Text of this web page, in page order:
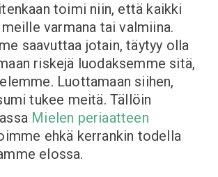
toimi niin, että kaikki
varmana tai valmiina.
saavuttaa jotain, täytyy olla
riskejä luodaksemme sitä,
Luottamaan siihen,
tukee meitä. Tällöin
Mielen periaatteen
ehkä kerrankin todella
elossa.